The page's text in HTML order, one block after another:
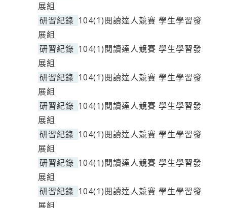
展組
研習紀錄 104(1)閱讀達人競賽 學生學習發
展組
研習紀錄 104(1)閱讀達人競賽 學生學習發
展組
研習紀錄 104(1)閱讀達人競賽 學生學習發
展組
研習紀錄 104(1)閱讀達人競賽 學生學習發
展組
研習紀錄 104(1)閱讀達人競賽 學生學習發
展組
研習紀錄 104(1)閱讀達人競賽 學生學習發
展組
研習紀錄 104(1)閱讀達人競賽 學生學習發
展組